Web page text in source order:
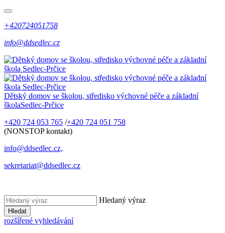
+420724051758
info@ddsedlec.cz
Dětský domov se školou, středisko výchovné péče a základní
školaSedlec-Prčice
+420 724 053 765 /+420 724 051 758
(NONSTOP kontakt)
info@ddsedlec.cz,
sekretariat@ddsedlec.cz
Hledaný výraz
Hledat
rozšířené vyhledávání